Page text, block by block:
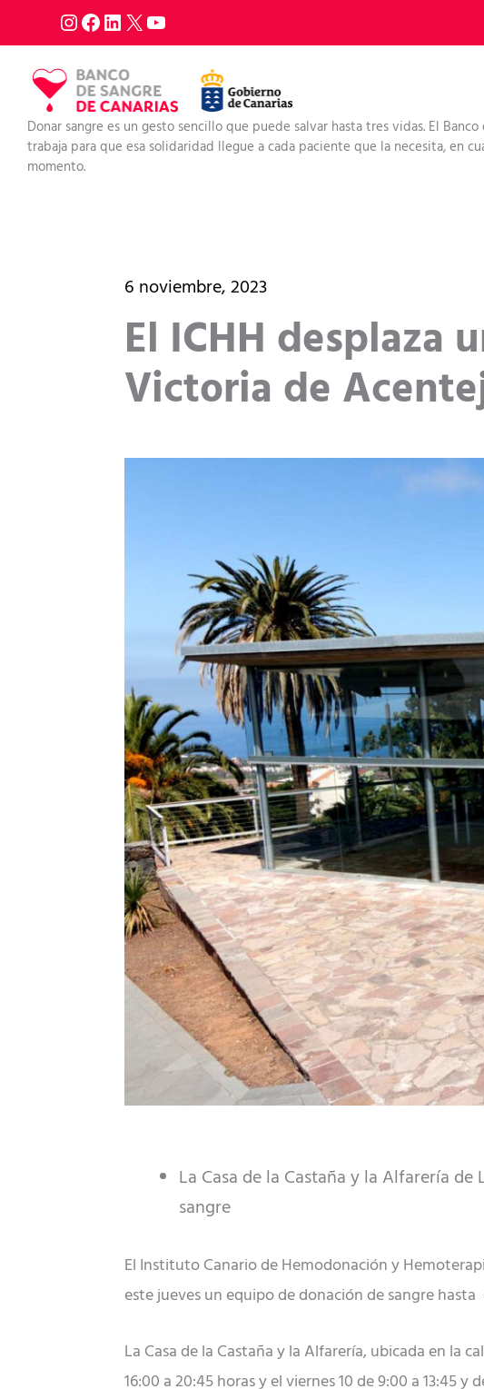
al
contenido
Donar sangre es un gesto sencillo que puede salvar hasta tres vidas. El Banco
trabaja para que esa solidaridad llegue a cada paciente que la necesita, en
momento.
6 noviembre, 2023
El ICHH desplaza
Victoria de
La Casa de la Castaña y la Alfarería
sangre
El Instituto Canario de Hemodonación y
este jueves un equipo de donación de sangre
La Casa de la Castaña y la Alfarería, ubicada en la
16:00 a 20:45 horas y el viernes 10 de 9:00 a 13:45 y